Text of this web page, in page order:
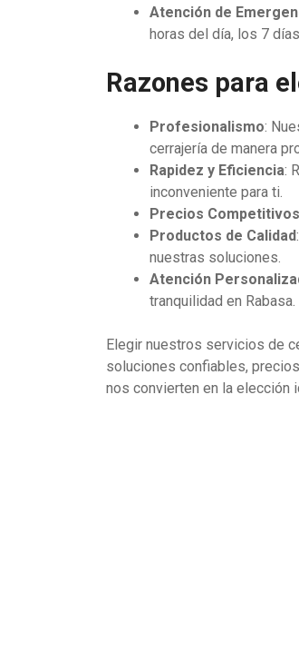
Atención de
horas del día, los 7
Razones para
Profesionalismo:
cerrajería de manera
Rapidez y Eficiencia:
inconveniente para ti.
Precios Competitivos
Productos de Calidad
nuestras soluciones.
Atención
tranquilidad en Rabasa.
Elegir nuestros servicios de
soluciones confiables,
nos convierten en la elección